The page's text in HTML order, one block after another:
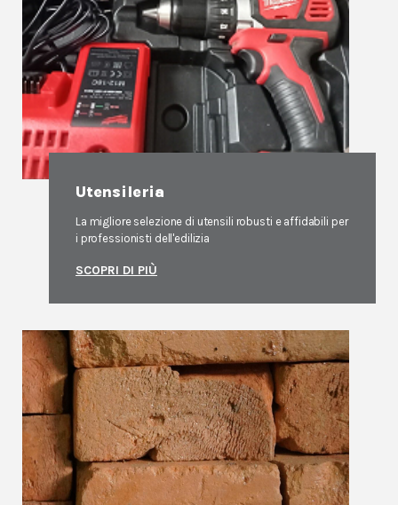
Utensileria
La migliore selezione di utensili robusti e affidabili per
i professionisti dell'edilizia
SCOPRI DI PIÙ